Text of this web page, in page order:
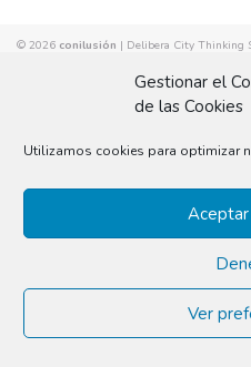
Gestionar el
de las Cookies
Utilizamos cookies para optimizar
Ver
© 2026 conilusión | Delibera City Thinking